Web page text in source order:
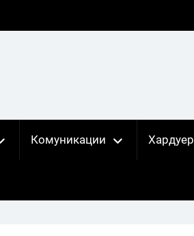
Комуникации Хардуер